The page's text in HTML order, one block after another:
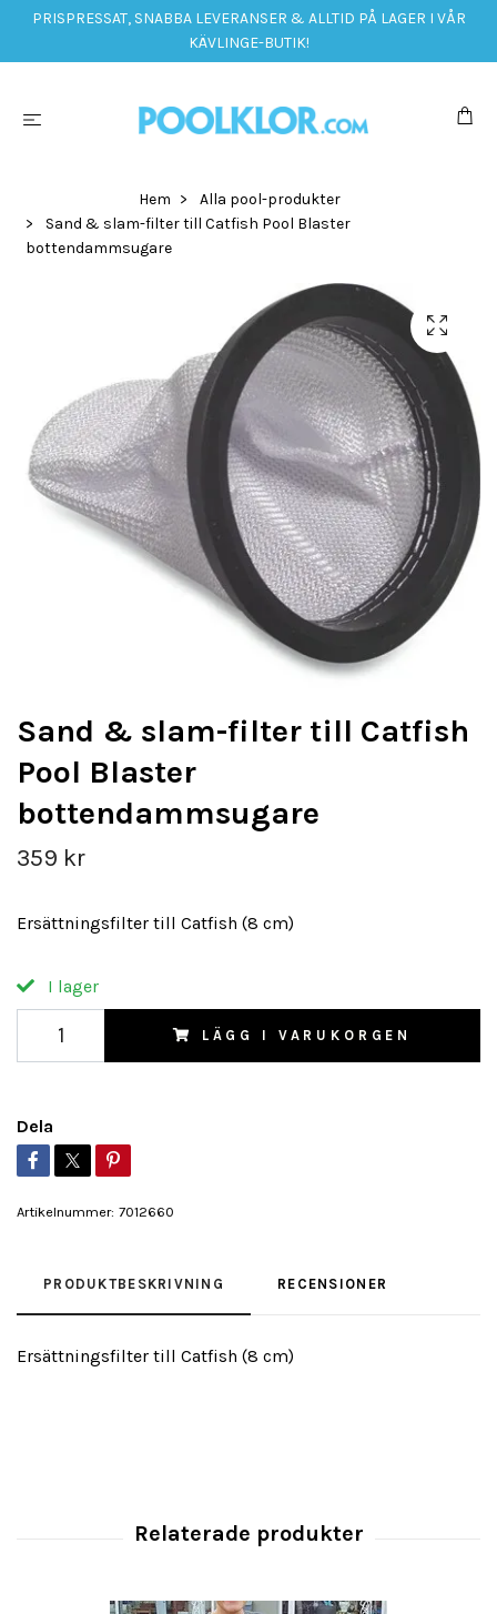
PRISPRESSAT, SNABBA LEVERANSER & ALLTID PÅ LAGER I VÅR
KÄVLINGE-BUTIK!
Hem
Alla pool-produkter
Sand & slam-filter till Catfish Pool Blaster
bottendammsugare
Sand & slam-filter till Catfish
Pool Blaster
bottendammsugare
359 kr
Ersättningsfilter till Catfish (8 cm)
I lager
LÄGG I VARUKORGEN
Dela
Artikelnummer: 7012660
PRODUKTBESKRIVNING RECENSIONER
Ersättningsfilter till Catfish (8 cm)